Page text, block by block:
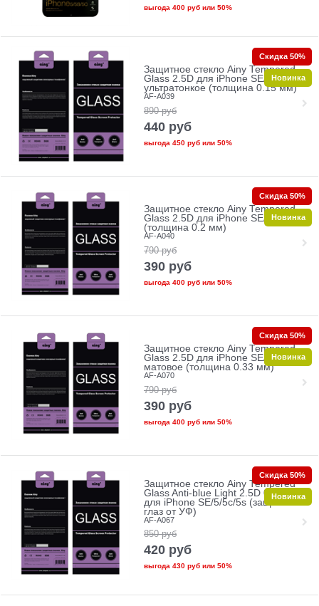
выгода 400 рубили 50%
Защитное стекло Ainy Tempered
Glass 2.5D для iPhone SE/5/5c/5s
ультратонкое (толщина 0.15 мм)
AF-A039
890 руб
440 руб
выгода 450 рубили 50%
Скидка 50%
Новинка
Защитное стекло Ainy Tempered
Glass 2.5D для iPhone SE/5/5c/5s
(толщина 0.2 мм)
AF-A040
790 руб
390 руб
выгода 400 рубили 50%
Скидка 50%
Новинка
Защитное стекло Ainy Tempered
Glass 2.5D для iPhone SE/5/5c/5s
матовое (толщина 0.33 мм)
AF-A070
790 руб
390 руб
выгода 400 рубили 50%
Скидка 50%
Новинка
Защитное стекло Ainy Tempered
Glass Anti-blue Light 2.5D 0.33mm
для iPhone SE/5/5c/5s (защита
глаз от УФ)
AF-A067
850 руб
420 руб
выгода 430 рубили 50%
Скидка 50%
Новинка